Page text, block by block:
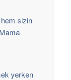
sizin
yerken